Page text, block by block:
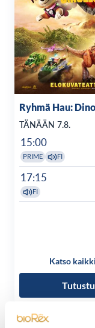
Ryhmä Hau:
TÄNÄÄN 7.8.
15:00
PRIME FI
17:15
FI
Katso